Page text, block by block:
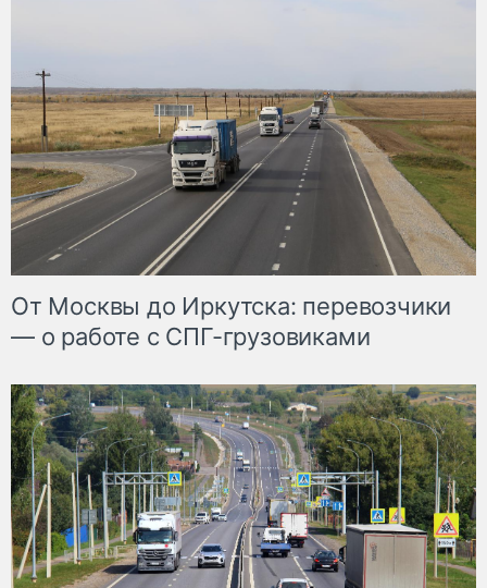
От Москвы до Иркутска: перевозчики
— о работе с СПГ-грузовиками